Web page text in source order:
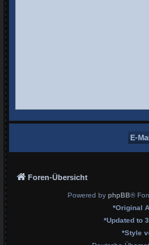
Foren-Übersicht
Powered by phpBB®
*Original
*Updated to
*Style